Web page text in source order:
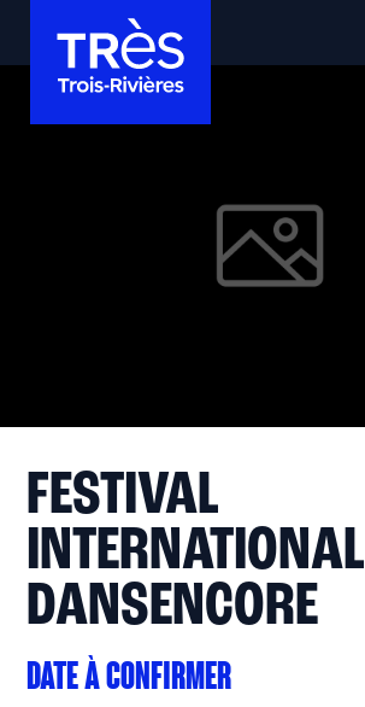
FESTIVAL
INTERNATIONAL
DANSENCORE
DATE À CONFIRMER